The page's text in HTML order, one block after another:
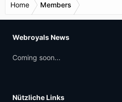
Home Members
Webroyals News
Coming soon...
Nützliche Links